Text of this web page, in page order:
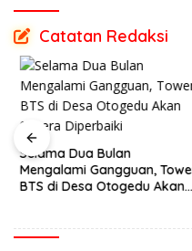
Catatan Redaksi
Selama Dua Bulan
Mengalami Gangguan, Tower
BTS di Desa Otogedu Akan